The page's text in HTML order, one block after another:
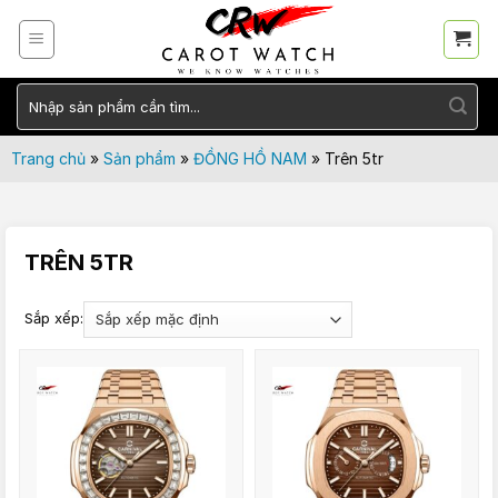
Tìm
kiếm:
Trang chủ» Sản phẩm » ĐỒNG HỒ NAM » Trên 5tr
TRÊN 5TR
Sắp xếp: